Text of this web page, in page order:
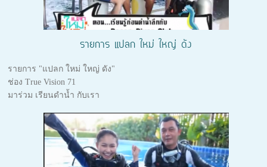
รายการ แปลก ใหม่ ใหญ่ ดัง
รายการ "แปลก ใหม่ ใหญ่ ดัง"
ช่อง True Vision 71
มาร่วม เรียนดำน้ำ กับเรา